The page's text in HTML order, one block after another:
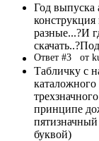
Год выпуска
разные...?И
Ответ #3 от
Табличку с
принципе
буквой)